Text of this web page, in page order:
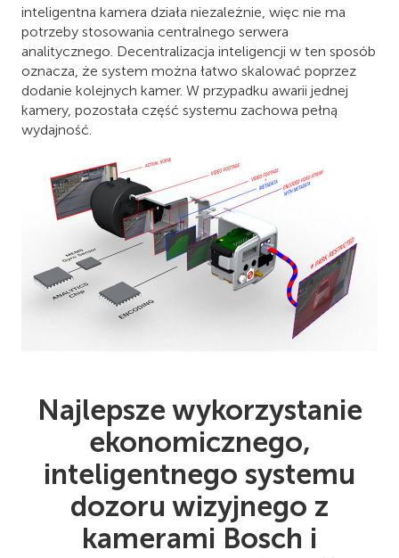
inteligentna kamera działa niezależnie, więc nie ma
potrzeby stosowania centralnego serwera
analitycznego. Decentralizacja inteligencji w ten sposób
oznacza, że system można łatwo skalować poprzez
dodanie kolejnych kamer. W przypadku awarii jednej
kamery, pozostała część systemu zachowa pełną
wydajność.
Najlepsze wykorzystanie
ekonomicznego,
inteligentnego systemu
dozoru wizyjnego z
kamerami Bosch i